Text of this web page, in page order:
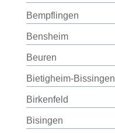
Bempflingen
Bensheim
Beuren
Bietigheim-Bissingen
Birkenfeld
Bisingen